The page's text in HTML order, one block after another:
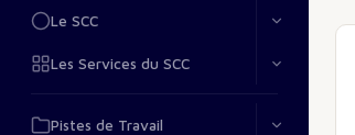
Le SCC
Les Services du SCC
Pistes de Travail